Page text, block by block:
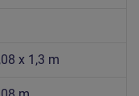
x 1,3 m